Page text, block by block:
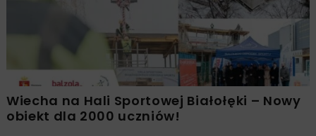
Wiecha na Hali Sportowej Białołęki – Nowy
obiekt dla 2000 uczniów!